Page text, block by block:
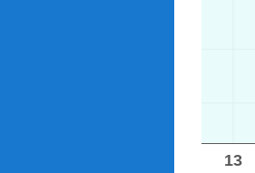
13